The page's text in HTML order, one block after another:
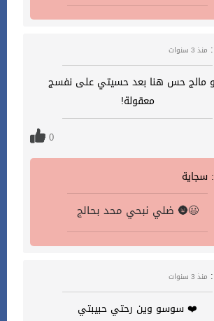
منذ 3 سنوات
مالج حس هنا بعد حسيتي على نفسج
معقولة!
0
سجاية :
ضلي نبحي محد بحالج 🌚😃
منذ 3 سنوات
❤️ سوسو وين رحتي حبيبتي